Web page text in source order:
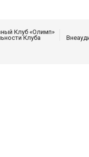
Клуб «Олимп»
Клуба